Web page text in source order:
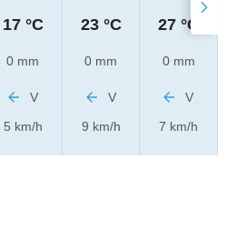
17 °C
0 mm
V
5 km/h
23 °C
0 mm
V
9 km/h
27 °C
0 mm
V
7 km/h